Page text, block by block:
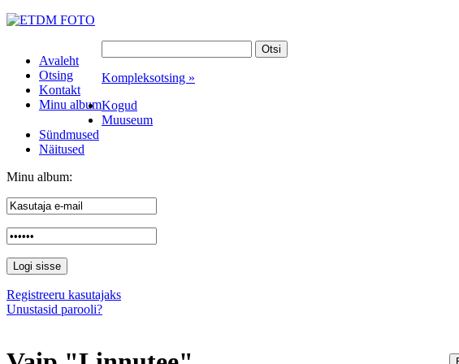
Avaleht
Otsing
Kontakt
Minu album
Kompleksotsing »
Kogud
Muuseum
Sündmused
Näitused
Minu album:
Registreeru kasutajaks
Unustasid parooli?